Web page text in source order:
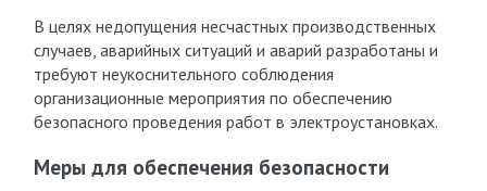
В целях недопущения несчастных производственных
случаев, аварийных ситуаций и аварий разработаны и
требуют неукоснительного соблюдения
организационные мероприятия по обеспечению
безопасного проведения работ в электроустановках.
Меры для обеспечения безопасности